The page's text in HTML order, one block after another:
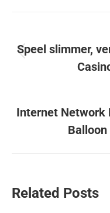
navigation
Speel slimmer,
Internet Network
Related Posts